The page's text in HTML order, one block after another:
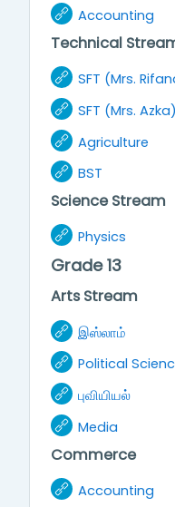
AccountingURL
Technical
SFT (Mrs.
SFT (Mrs. Azka)
AgricultureURL
BSTURL
Science Stream
PhysicsURL
Grade 13
Arts Stream
இஸ்லாம்URL
Political
புவியியல்URL
MediaURL
Commerce
AccountingURL